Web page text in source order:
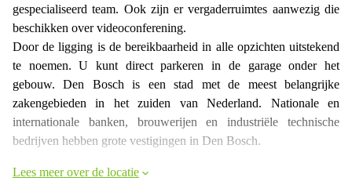
gespecialiseerd team. Ook zijn er vergaderruimtes aanwezig die
beschikken over videoconferening.
Door de ligging is de bereikbaarheid in alle opzichten uitstekend
te noemen. U kunt direct parkeren in de garage onder het
gebouw. Den Bosch is een stad met de meest belangrijke
zakengebieden in het zuiden van Nederland. Nationale en
internationale banken, brouwerijen en industriële technische
bedrijven hebben grote vestigingen in Den Bosch.
Lees meer over de locatie